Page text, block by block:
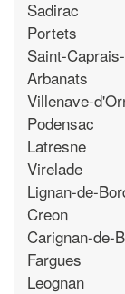
Sadirac
Portets
Saint-
Arbanats
Villenave-
Podensac
Latresne
Virelade
Lignan-de-
Creon
Carignan-de-
Fargues
Leognan